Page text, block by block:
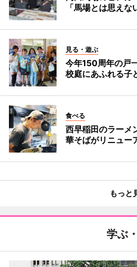
「馬場とは思え
見る・遊ぶ
今年150周年の戸
校庭にあふれる子
食べる
西早稲田のラーメ
華そばがリニュー
もっと
学ぶ